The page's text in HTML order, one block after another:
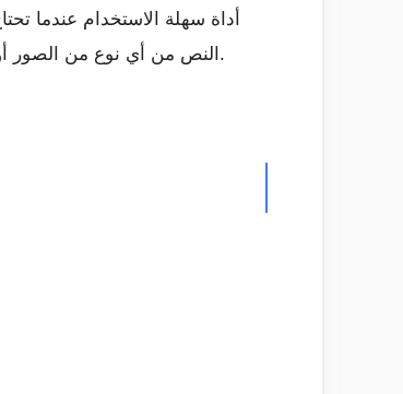
النص من أي نوع من الصور أو المستندات الممسوحة ضوئيًا أو لقطة شاشة ، علاوة على ذلك ، يمكنك لصقها في مكان آخر لأخذ نسخة مطبوعة أو تحريرها.